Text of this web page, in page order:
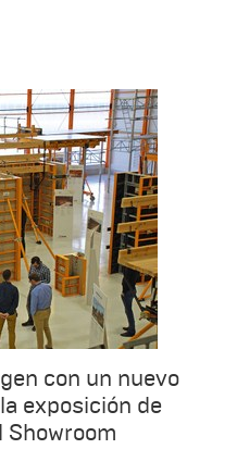
con un nuevo
exposición de